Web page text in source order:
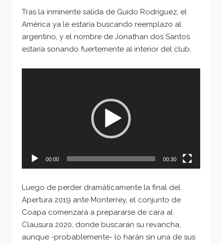
Tras la inminente salida de Guido Rodríguez, el
América ya le estaría buscando reemplazo al
argentino, y el nombre de Jonathan dos Santos
estaría sonando fuertemente al interior del club.
00:00 00:30
Luego de perder dramáticamente la final del
Apertura 2019 ante Monterrey, el conjunto de
Coapa comenzará a prepararse de cara al
Clausura 2020, donde buscarán su revancha,
aunque -probablemente- lo harán sin una de sus